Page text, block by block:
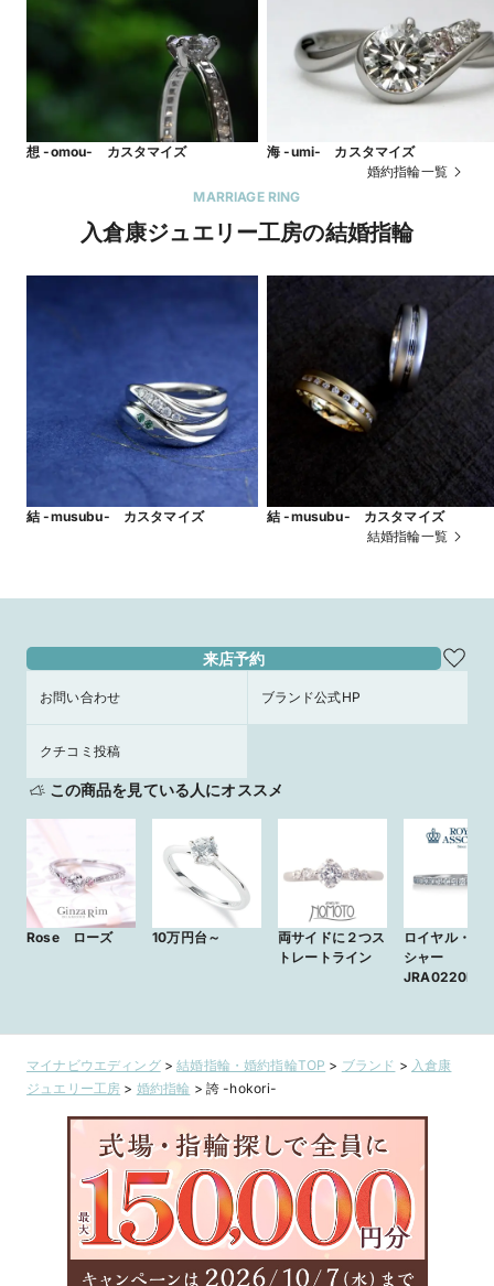
想 -omou- カスタマイズ
海 -umi- カスタマイズ
婚約指輪一覧
MARRIAGE RING
入倉康ジュエリー工房の結婚指輪
結 -musubu- カスタマイズ
結 -musubu- カスタマイズ
結婚指輪一覧
来店予約
お問い合わせ ブランド公式HP
クチコミ投稿
この商品を見ている人にオススメ
Rose ローズ 10万円台～
両サイドに２つス
トレートライン
ロイヤル・ア
シャー
JRA0220BP
マイナビウエディング>結婚指輪・婚約指輪TOP > ブランド > 入倉康
ジュエリー工房 > 婚約指輪 > 誇 -hokori-